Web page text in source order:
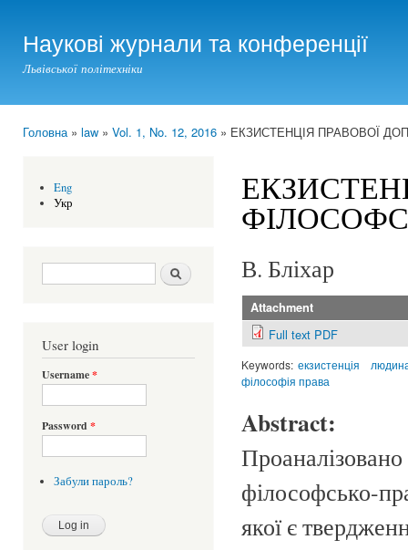
Наукові журнали та конференції
Львівської політехніки
Головна» law » Vol. 1, No. 12, 2016 » ЕКЗИСТЕНЦІЯ ПРАВОВОЇ
Eng
Укр
Search form Шукати
User login
Username*
Password *
Забули пароль?
В. Бліхар
Attachment
Full text PDF
Keywords: екзистенція
філософія права
Abstract:
філософсько-
якої є